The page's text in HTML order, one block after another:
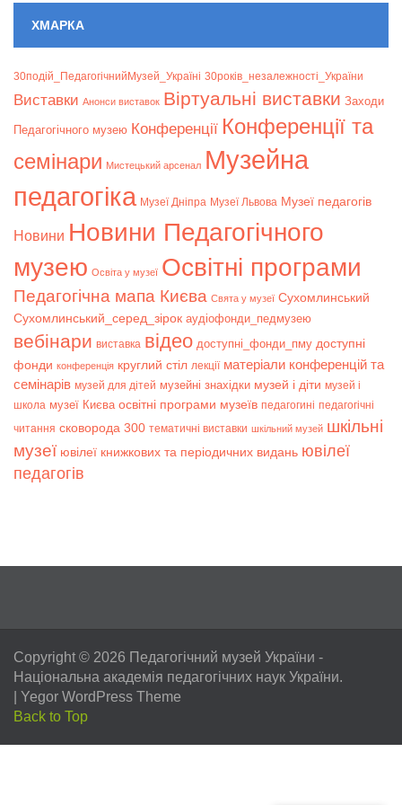
ХМАРКА
30подій_ПедагогічнийМузей_Україні 30років_незалежності_України
Bиставки Анонси виставок Віртуальні виставки Заходи
Педагогічного музею Конференції Конференції та
семінари Мистецький арсенал Музейна
педагогіка Музеї Дніпра Музеї Львова Музеї педагогів
Новини Новини Педагогічного
музею Освіта у музеї Освітні програми
Педагогічна мапа Києва Свята у музеї Сухомлинський
Сухомлинський_серед_зірок аудіофонди_педмузею
вебінари виставка відео доступні_фонди_пму доступні
фонди конференція круглий стіл лекції матеріали конференцій та
семінарів музей для дітей музейні знахідки музей і діти музей і
школа музеї Києва освітні програми музеїв педагогині педагогічні
читання сковорода 300 тематичні виставки шкільний музей шкільні
музеї ювілеї книжкових та періодичних видань ювілеї
педагогів
Copyright © 2026 Педагогічний музей України -
Національна академія педагогічних наук України.
Yegor WordPress Theme
Back to Top